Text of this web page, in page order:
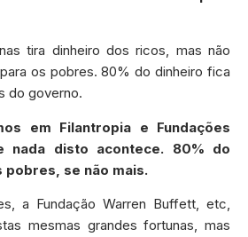
tira dinheiro dos ricos, mas não
os pobres. 80% do dinheiro fica
do governo.
em Filantropia e Fundações
nada disto acontece. 80% do
pobres, se não mais.
a Fundação Warren Buffett, etc,
mesmas grandes fortunas, mas